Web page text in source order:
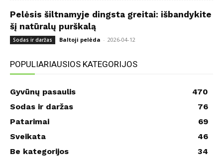
Pelėsis šiltnamyje dingsta greitai: išbandykite
šį natūralų purškalą
Sodas ir daržas Baltoji pelėda - 2026-04-12
POPULIARIAUSIOS KATEGORIJOS
Gyvūnų pasaulis
470
Sodas ir daržas
76
Patarimai
69
Sveikata
46
Be kategorijos
34